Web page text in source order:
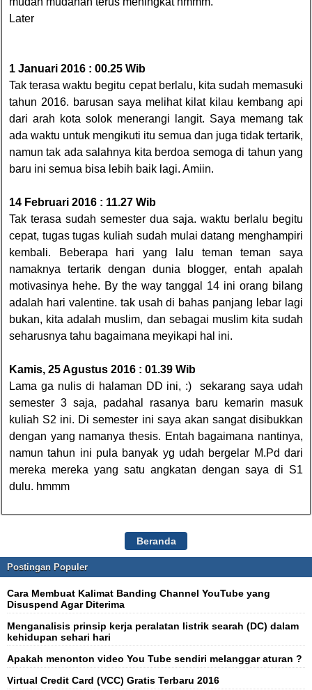
Later
1 Januari 2016 : 00.25 Wib
Tak terasa waktu begitu cepat berlalu, kita sudah memasuki
tahun 2016. barusan saya melihat kilat kilau kembang api
dari arah kota solok menerangi langit. Saya memang tak
ada waktu untuk mengikuti itu semua dan juga tidak tertarik,
namun tak ada salahnya kita berdoa semoga di tahun yang
baru ini semua bisa lebih baik lagi. Amiin.
14 Februari 2016 : 11.27 Wib
Tak terasa sudah semester dua saja. waktu berlalu begitu
cepat, tugas tugas kuliah sudah mulai datang menghampiri
kembali. Beberapa hari yang lalu teman teman saya
namaknya tertarik dengan dunia blogger, entah apalah
motivasinya hehe. By the way tanggal 14 ini orang bilang
adalah hari valentine. tak usah di bahas panjang lebar lagi
bukan, kita adalah muslim, dan sebagai muslim kita sudah
seharusnya tahu bagaimana meyikapi hal ini.
Kamis, 25 Agustus 2016 : 01.39 Wib
Lama ga nulis di halaman DD ini, :)
sekarang saya udah
semester 3 saja, padahal rasanya baru kemarin masuk
kuliah S2 ini. Di semester ini saya akan sangat disibukkan
dengan yang namanya thesis. Entah bagaimana nantinya,
namun tahun ini pula banyak yg udah bergelar M.Pd dari
mereka mereka yang satu angkatan dengan saya di S1
dulu. hmmm
Beranda
Postingan Populer
Cara Membuat Kalimat Banding Channel YouTube yang
Disuspend Agar Diterima
Menganalisis prinsip kerja peralatan listrik searah (DC) dalam
kehidupan sehari hari
Apakah menonton video You Tube sendiri melanggar aturan ?
Virtual Credit Card (VCC) Gratis Terbaru 2016